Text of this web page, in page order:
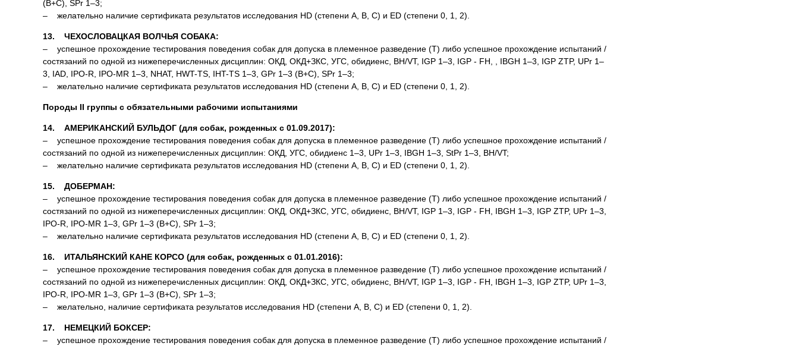
(B+C), SPr 1–3;
– желательно наличие сертификата результатов исследования HD (степени A, B, C) и ED (степени 0, 1, 2).
13. ЧЕХОСЛОВАЦКАЯ ВОЛЧЬЯ СОБАКА:
– успешное прохождение тестирования поведения собак для допуска в племенное разведение (Т) либо успешное прохождение испытаний /
состязаний по одной из нижеперечисленных дисциплин: ОКД, ОКД+ЗКС, УГС, обидиенс, BH/VT, IGP 1–3, IGP - FH, , IBGH 1–3, IGP ZTP, UPr 1–
3, IAD, IPO-R, IPO-MR 1–3, NHAT, HWT-TS, IHT-TS 1–3, GPr 1–3 (B+C), SPr 1–3;
– желательно наличие сертификата результатов исследования HD (степени A, B, C) и ED (степени 0, 1, 2).
Породы II группы с обязательными рабочими испытаниями
14. АМЕРИКАНСКИЙ БУЛЬДОГ (для собак, рожденных с 01.09.2017):
– успешное прохождение тестирования поведения собак для допуска в племенное разведение (Т) либо успешное прохождение испытаний /
состязаний по одной из нижеперечисленных дисциплин: ОКД, УГС, обидиенс 1–3, UPr 1–3, IBGH 1–3, StPr 1–3, BH/VT;
– желательно наличие сертификата результатов исследования HD (степени A, B, C) и ED (степени 0, 1, 2).
15. ДОБЕРМАН:
– успешное прохождение тестирования поведения собак для допуска в племенное разведение (Т) либо успешное прохождение испытаний /
состязаний по одной из нижеперечисленных дисциплин: ОКД, ОКД+ЗКС, УГС, обидиенс, BH/VT, IGP 1–3, IGP - FH, IBGH 1–3, IGP ZTP, UPr 1–3,
IPO-R, IPO-MR 1–3, GPr 1–3 (B+C), SPr 1–3;
– желательно наличие сертификата результатов исследования HD (степени A, B, C) и ED (степени 0, 1, 2).
16. ИТАЛЬЯНСКИЙ КАНЕ КОРСО (для собак, рожденных с 01.01.2016):
– успешное прохождение тестирования поведения собак для допуска в племенное разведение (Т) либо успешное прохождение испытаний /
состязаний по одной из нижеперечисленных дисциплин: ОКД, ОКД+ЗКС, УГС, обидиенс, BH/VT, IGP 1–3, IGP - FH, IBGH 1–3, IGP ZTP, UPr 1–3,
IPO-R, IPO-MR 1–3, GPr 1–3 (B+C), SPr 1–3;
– желательно, наличие сертификата результатов исследования HD (степени A, B, C) и ED (степени 0, 1, 2).
17. НЕМЕЦКИЙ БОКСЕР:
– успешное прохождение тестирования поведения собак для допуска в племенное разведение (Т) либо успешное прохождение испытаний /